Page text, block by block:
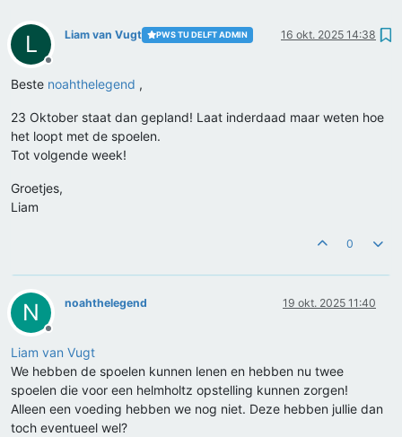
L
Offline
Liam van Vugt PWS TU DELFT ADMIN 16 okt. 2025 14:38
Beste noahthelegend ,
23 Oktober staat dan gepland! Laat inderdaad maar weten hoe
het loopt met de spoelen.
Tot volgende week!
Groetjes,
Liam
0
N
Offline
noahthelegend 19 okt. 2025 11:40
Liam van Vugt
We hebben de spoelen kunnen lenen en hebben nu twee
spoelen die voor een helmholtz opstelling kunnen zorgen!
Alleen een voeding hebben we nog niet. Deze hebben jullie dan
toch eventueel wel?